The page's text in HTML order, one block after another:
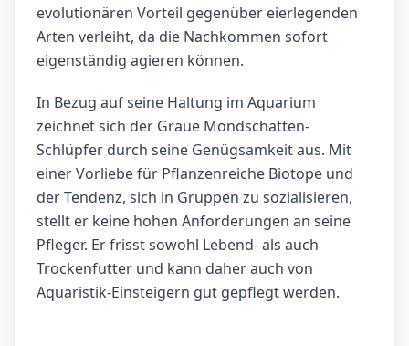
evolutionären Vorteil gegenüber eierlegenden
Arten verleiht, da die Nachkommen sofort
eigenständig agieren können.
In Bezug auf seine Haltung im Aquarium
zeichnet sich der Graue Mondschatten-
Schlüpfer durch seine Genügsamkeit aus. Mit
einer Vorliebe für Pflanzenreiche Biotope und
der Tendenz, sich in Gruppen zu sozialisieren,
stellt er keine hohen Anforderungen an seine
Pfleger. Er frisst sowohl Lebend- als auch
Trockenfutter und kann daher auch von
Aquaristik-Einsteigern gut gepflegt werden.